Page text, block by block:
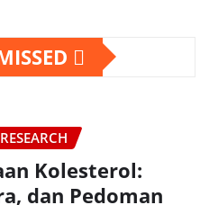
RESEARCH
Kolesterol:
dan Pedoman